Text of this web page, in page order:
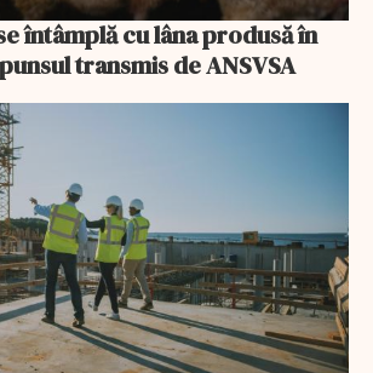
transmis de ANSVSA